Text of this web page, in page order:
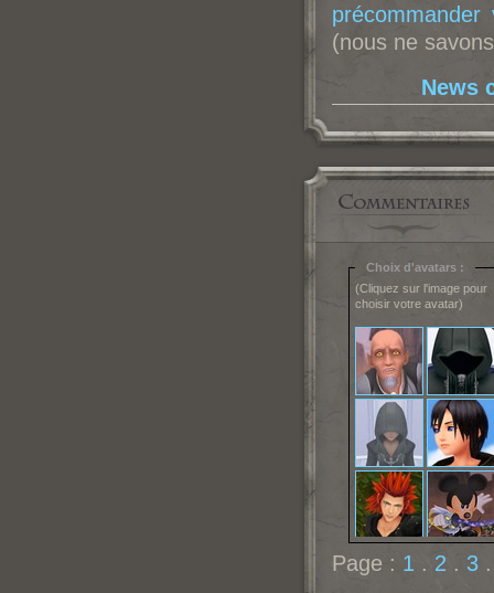
(nous ne
News
Choix d'avatars :
(Cliquez sur l'image pour
choisir votre avatar)
Page : 1 . 2 . 3